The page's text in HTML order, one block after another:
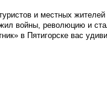
и местных жителей
войны, революцию и
в Пятигорске вас